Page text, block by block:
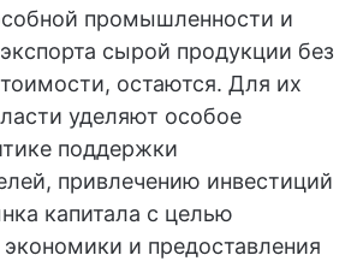
промышленности и
сырой продукции без
остаются. Для их
уделяют особое
поддержки
привлечению инвестиций
капитала с целью
и предоставления